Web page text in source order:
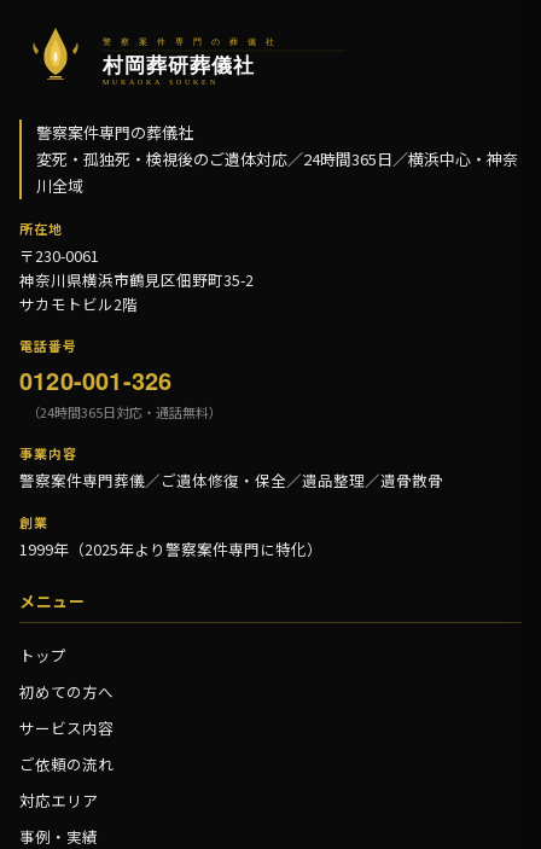
警察案件専門の葬儀社
変死・孤独死・検視後のご遺体対応／24時間365日／横浜中心・神奈
川全域
所在地
〒230-0061
神奈川県横浜市鶴見区佃野町35-2
サカモトビル2階
電話番号
0120-001-326
（24時間365日対応・通話無料）
事業内容
警察案件専門葬儀／ご遺体修復・保全／遺品整理／遺骨散骨
創業
1999年（2025年より警察案件専門に特化）
メニュー
トップ
初めての方へ
サービス内容
ご依頼の流れ
対応エリア
事例・実績